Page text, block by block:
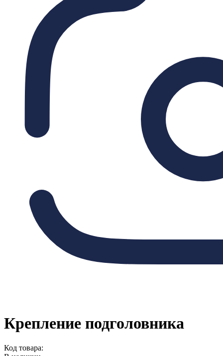
Крепление подголовника
Код товара: